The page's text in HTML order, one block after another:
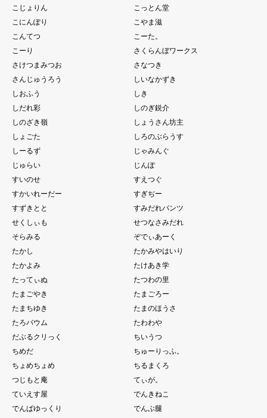
こじょりん
こっとん堂
こにんぽり
こやま滋
こんてつ
こーた。
こーり
さくらんぼワークス
さけつまみつお
さなつき
さんじゅうろう
しいなかずき
しおふう
しき
しだれ彩
しのぎ鋭介
しのざき嶺
しょうさん坊主
しょごた
しろのぶらうす
しーるず
じゃみんぐ
じゅらい
じんぽ
すいのせ
すえつぐ
すかいれーだー
すぎぢー
すずきとと
すみだれパンツ
せくしぃも
せつなさみだれ
そらみる
ぞでぃあーく
たかし
たかみやはいり
たかよみ
たけあき学
たってぃぬ
たつわの里
たまごやき
たまごろー
たまちゆき
たまのほうさ
たろバウム
たわわや
だぶるクリっく
ちいうつ
ちめだ
ちゅーりっふ。
ちょめちょめ
ちるまくろ
つじもと庵
てぃが。
ていえす屋
でんきねこ
でんぱゆっくり
でんぶ腿